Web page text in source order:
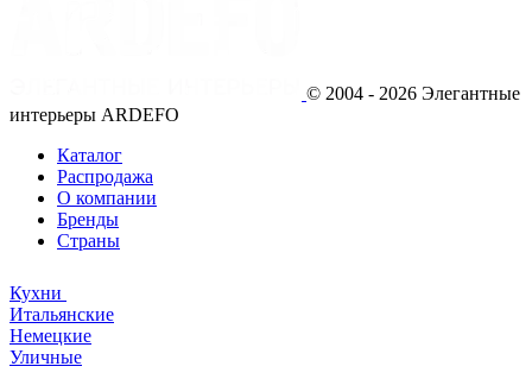
© 2004 - 2026 Элегантные
интерьеры ARDEFO
Каталог
Распродажа
О компании
Бренды
Страны
Кухни
Итальянские
Немецкие
Уличные